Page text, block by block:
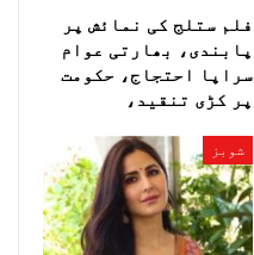
فلم ستلج کی نمائش پر
پابندی، بھارتی عوام
سراپا احتجاج، حکومت
پر کڑی تنقید،
شوبز